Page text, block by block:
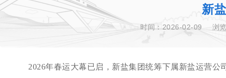
新
时间：2026-02-09 浏
2026年春运大幕已启，新盐集团统筹下属新盐运营